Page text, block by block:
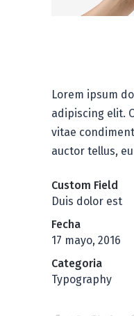
Clean
Lorem ipsum
adipiscing elit.
vitae
auctor tellus,
Custom Field
Duis dolor est
Fecha
17 mayo, 2016
Categoria
Typography